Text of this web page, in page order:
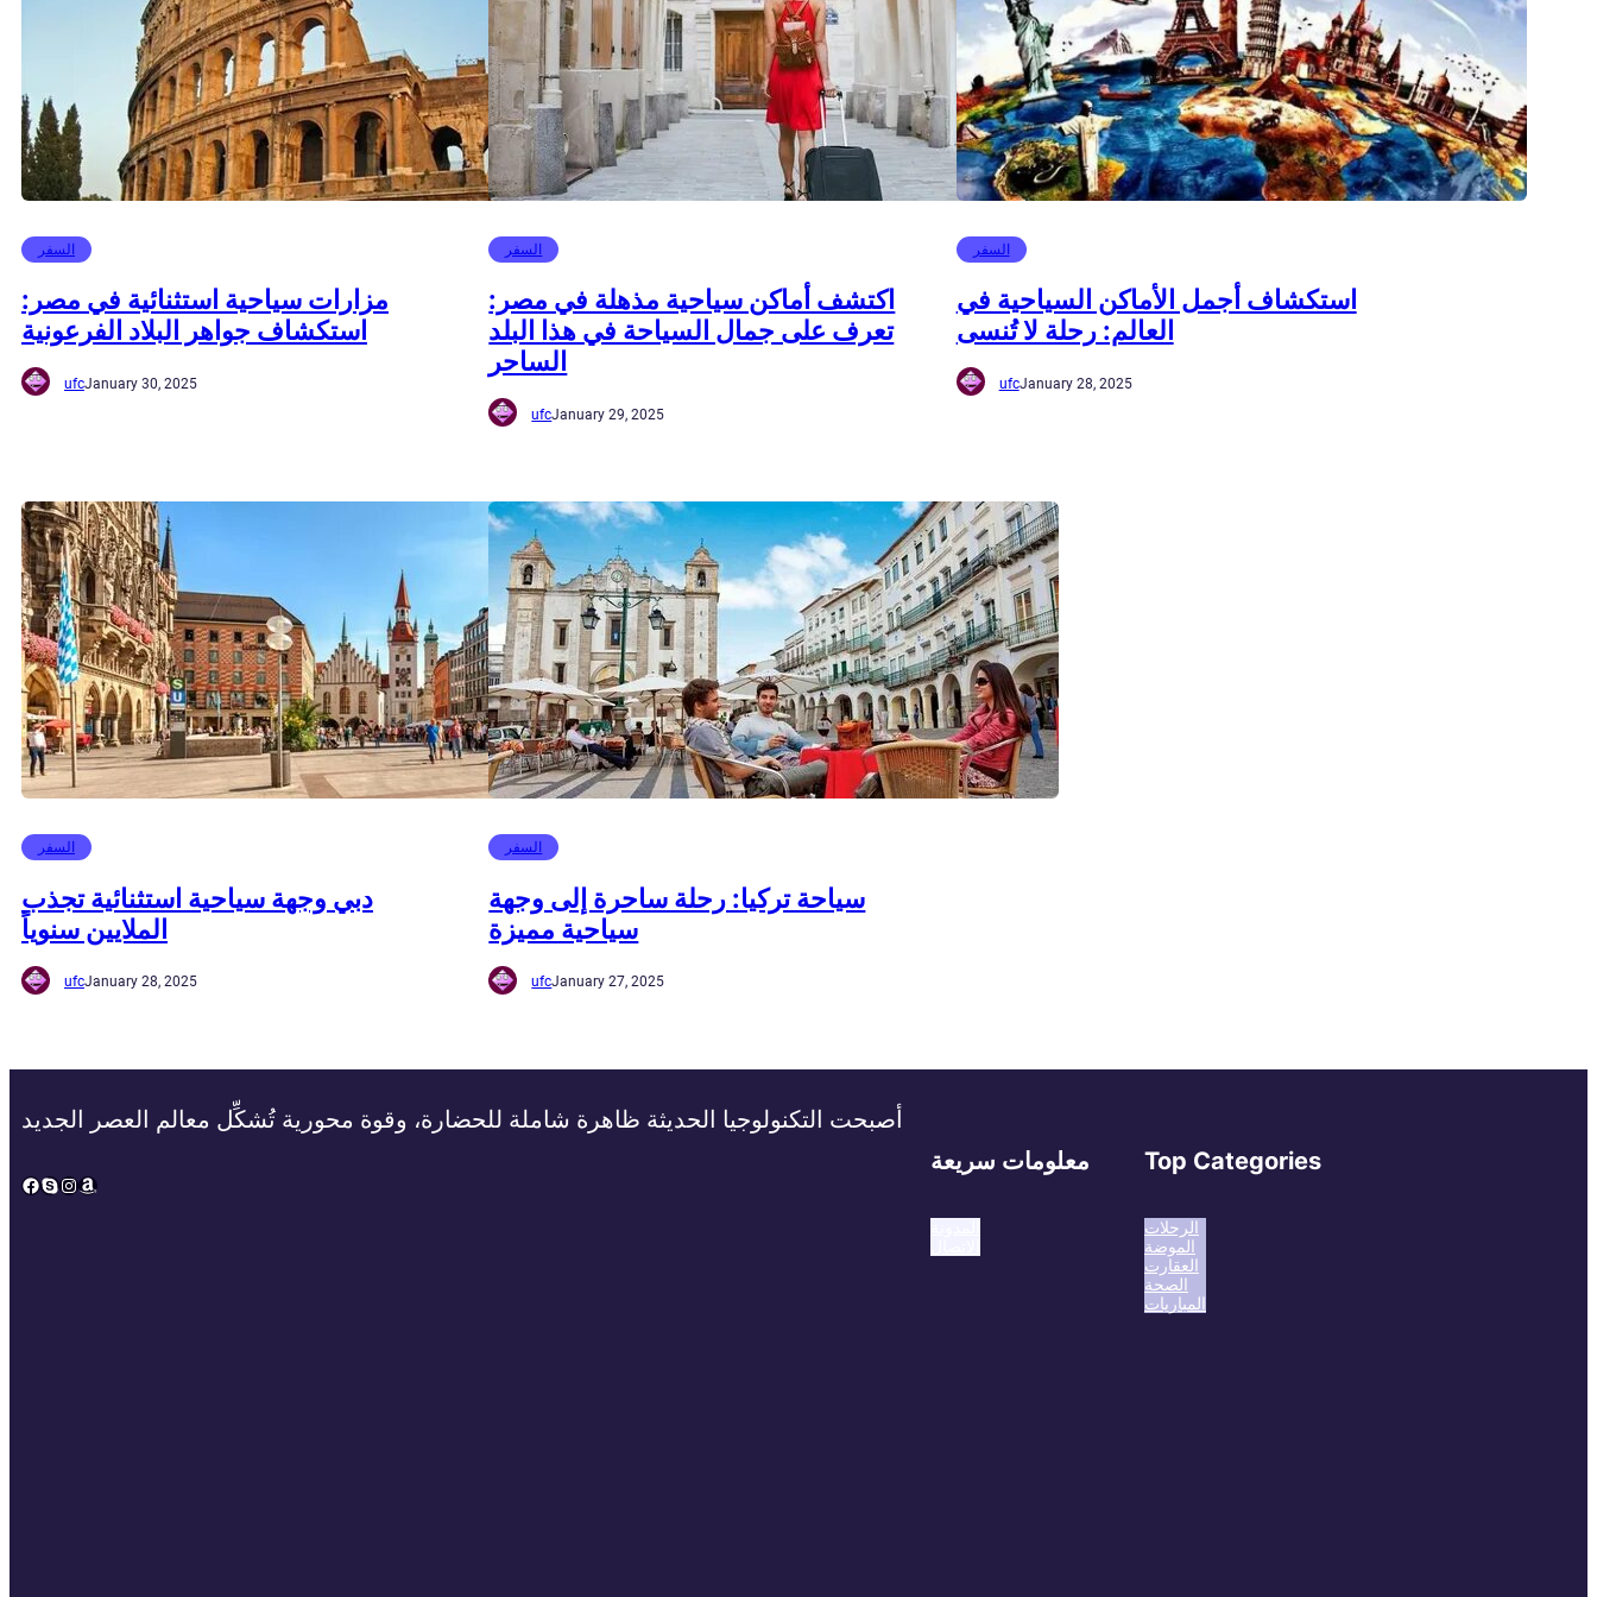
السفر
مزارات سياحية استثنائية في مصر:
استكشاف جواهر البلاد الفرعونية
ufcJanuary 30, 2025
السفر
اكتشف أماكن سياحية مذهلة في مصر:
تعرف على جمال السياحة في هذا البلد
الساحر
ufcJanuary 29, 2025
السفر
استكشاف أجمل الأماكن السياحية في
العالم: رحلة لا تُنسى
ufcJanuary 28, 2025
السفر
دبي وجهة سياحية استثنائية تجذب
الملايين سنوياً
ufcJanuary 28, 2025
السفر
سياحة تركيا: رحلة ساحرة إلى وجهة
سياحية مميزة
ufcJanuary 27, 2025
أصبحت التكنولوجيا الحديثة ظاهرة شاملة للحضارة، وقوة محورية تُشكِّل معالم العصر الجديد
Facebook
Skype
Instagram
Amazon
معلومات سريعة Top Categories
الرحلات
الموضة
العقارت
الصحة
المباريات